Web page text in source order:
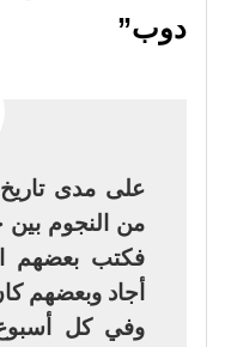
دوب”
على مدى
من النجوم بين
فكتب بعضهم
أجاد وبعضهم
وفي كل